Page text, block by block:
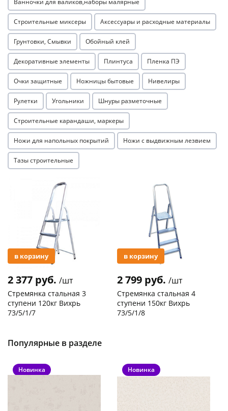
Ванночки для валиков,наборы малярные
Строительные миксеры Аксессуары и расходные материалы
Грунтовки, Смывки Обойный клей
Декоративные элементы Плинтуса Пленка ПЭ
Очки защитные Ножницы бытовые Нивелиры
Рулетки Угольники Шнуры разметочные
Строительные карандаши, маркеры
Ножи для напольных покрытий Ножи с выдвижным лезвием
Тазы строительные
в корзину
2 377 руб. /шт
Стремянка стальная 3
ступени 120кг Вихрь
73/5/1/7
в корзину
2 799 руб. /шт
Стремянка стальная 4
ступени 150кг Вихрь
73/5/1/8
Популярные в разделе
Новинка Новинка